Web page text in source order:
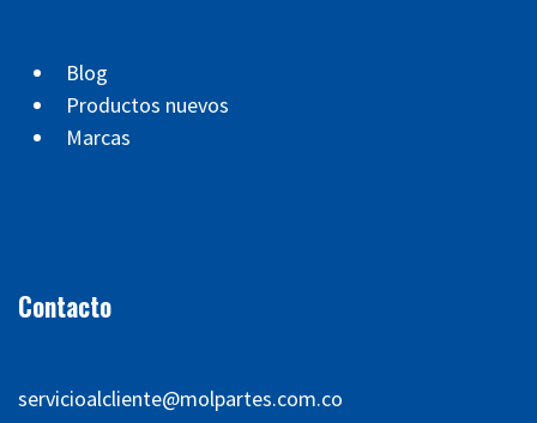
Blog
Productos nuevos
Marcas
Contacto
servicioalcliente@molpartes.com.co